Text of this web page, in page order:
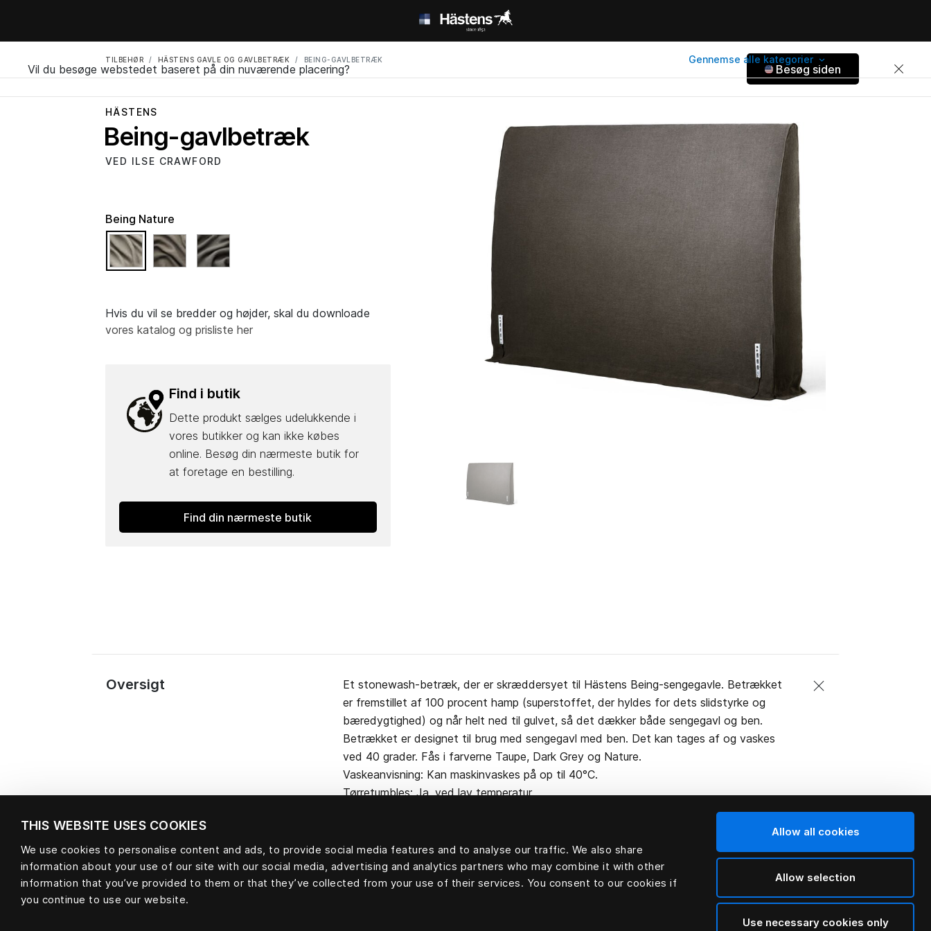
THIS WEBSITE USES COOKIES
We use cookies to personalise content and ads, to provide social media features and to analyse our traffic. We also share
information about your use of our site with our social media, advertising and analytics partners who may combine it with other
information that you’ve provided to them or that they’ve collected from your use of their services. You consent to our cookies if
you continue to use our website.
Allow all cookies
Allow selection
Use necessary cookies only
TILBEHØR HÄSTENS GAVLE OG GAVLBETRÆK BEING-GAVLBETRÆK Gennemse alle kategorier
Vil du besøge webstedet baseret på din nuværende placering? Besøg siden
HÄSTENS
Being-gavlbetræk
VED ILSE CRAWFORD
Hvis du vil se bredder og højder, skal du downloade
vores katalog og prisliste her
Being Nature
selected
Find i butik
Dette produkt sælges udelukkende i
vores butikker og kan ikke købes
online. Besøg din nærmeste butik for
at foretage en bestilling.
Find din nærmeste butik
Oversigt
Et stonewash-betræk, der er skræddersyet til Hästens Being-sengegavle. Betrækket
er fremstillet af 100 procent hamp (superstoffet, der hyldes for dets slidstyrke og
bæredygtighed) og når helt ned til gulvet, så det dækker både sengegavl og ben.
Betrækket er designet til brug med sengegavl med ben. Det kan tages af og vaskes
ved 40 grader. Fås i farverne Taupe, Dark Grey og Nature.
Vaskeanvisning: Kan maskinvaskes på op til 40°C.
Tørretumbles: Ja, ved lav temperatur.
Materiale 100 procent hamp